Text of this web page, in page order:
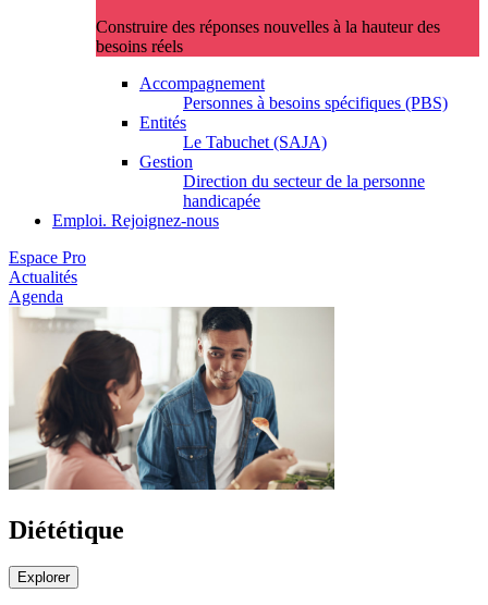
Construire des réponses nouvelles à la hauteur des
besoins réels
Accompagnement
Personnes à besoins spécifiques (PBS)
Entités
Le Tabuchet (SAJA)
Gestion
Direction du secteur de la personne
handicapée
Emploi. Rejoignez-nous
Espace Pro
Actualités
Agenda
Diététique
Explorer